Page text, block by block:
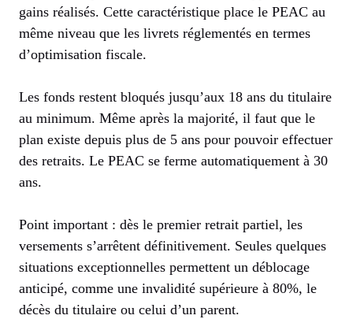
gains réalisés. Cette caractéristique place le PEAC au
même niveau que les livrets réglementés en termes
d’optimisation fiscale.
Les fonds restent bloqués jusqu’aux 18 ans du titulaire
au minimum. Même après la majorité, il faut que le
plan existe depuis plus de 5 ans pour pouvoir effectuer
des retraits. Le PEAC se ferme automatiquement à 30
ans.
Point important : dès le premier retrait partiel, les
versements s’arrêtent définitivement. Seules quelques
situations exceptionnelles permettent un déblocage
anticipé, comme une invalidité supérieure à 80%, le
décès du titulaire ou celui d’un parent.